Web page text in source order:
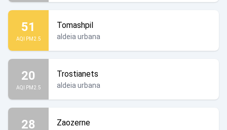
51
AQI PM2.5
Tomashpil
aldeia urbana
20
AQI PM2.5
Trostianets
aldeia urbana
28 Zaozerne